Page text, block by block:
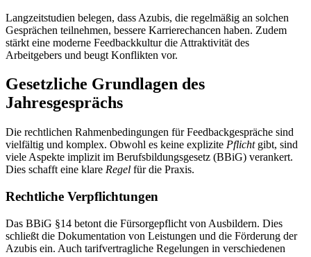
Langzeitstudien belegen, dass Azubis, die regelmäßig an solchen
Gesprächen teilnehmen, bessere Karrierechancen haben. Zudem
stärkt eine moderne Feedbackkultur die Attraktivität des
Arbeitgebers und beugt Konflikten vor.
Gesetzliche Grundlagen des
Jahresgesprächs
Die rechtlichen Rahmenbedingungen für Feedbackgespräche sind
vielfältig und komplex. Obwohl es keine explizite Pflichtgibt, sind
viele Aspekte implizit im Berufsbildungsgesetz (BBiG) verankert.
Dies schafft eine klare Regel für die Praxis.
Rechtliche Verpflichtungen
Das BBiG §14 betont die Fürsorgepflicht von Ausbildern. Dies
schließt die Dokumentation von Leistungen und die Förderung der
Azubis ein. Auch tarifvertragliche Regelungen in verschiedenen